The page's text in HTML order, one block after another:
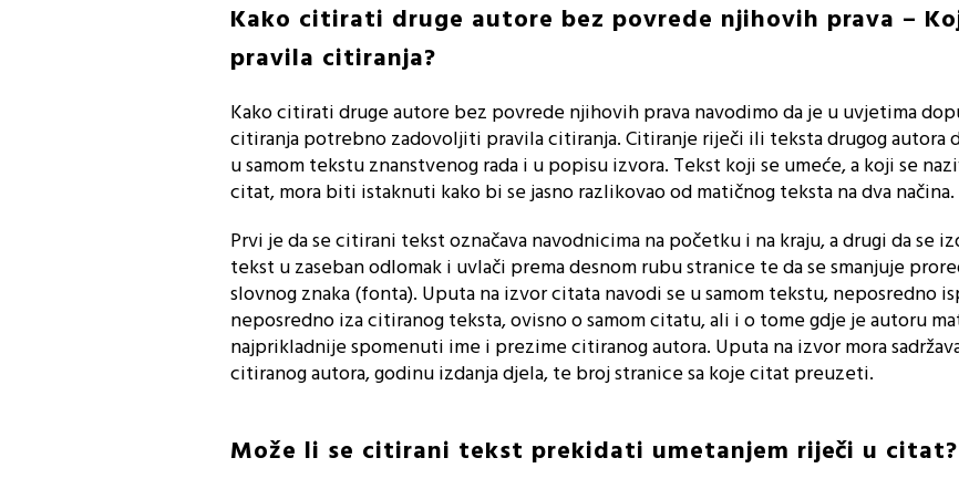
Kako citirati druge autore bez povrede njihovih prava –
pravila citiranja?
Kako citirati druge autore bez povrede njihovih prava navodimo da je u uvjetima
citiranja potrebno zadovoljiti pravila citiranja. Citiranje riječi ili teksta drugog autora
u samom tekstu znanstvenog rada i u popisu izvora. Tekst koji se umeće, a koji se
citat, mora biti istaknuti kako bi se jasno razlikovao od matičnog teksta na dva načina.
Prvi je da se citirani tekst označava navodnicima na početku i na kraju, a drugi da se
tekst u zaseban odlomak i uvlači prema desnom rubu stranice te da se smanjuje
slovnog znaka (fonta). Uputa na izvor citata navodi se u samom tekstu, neposredno
neposredno iza citiranog teksta, ovisno o samom citatu, ali i o tome gdje je autoru
najprikladnije spomenuti ime i prezime citiranog autora. Uputa na izvor mora
citiranog autora, godinu izdanja djela, te broj stranice sa koje citat preuzeti.
Može li se citirani tekst prekidati umetanjem riječi u citat?